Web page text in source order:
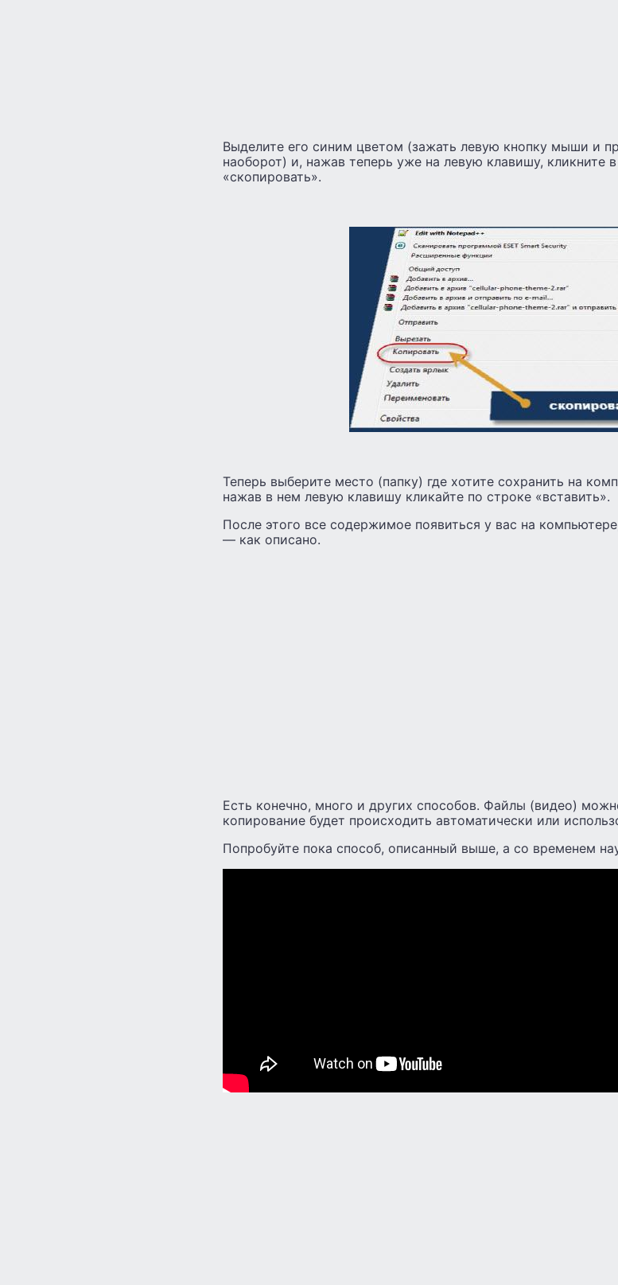
Выделите его синим цветом (зажать левую кнопку мыши и
наоборот) и, нажав теперь уже на левую клавишу, кликните
«скопировать».
Теперь выберите место (папку) где хотите сохранить на
нажав в нем левую клавишу кликайте по строке «вставить».
После этого все содержимое появиться у вас на
— как описано.
Есть конечно, много и других способов. Файлы (видео)
копирование будет происходить автоматически или
Попробуйте пока способ, описанный выше, а со временем